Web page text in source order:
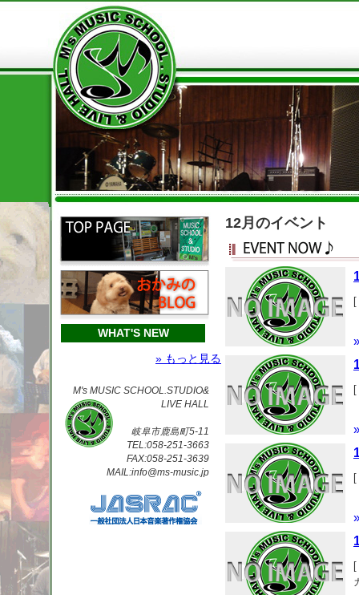
WHAT'S NEW
» もっと見る
M's MUSIC SCHOOL.STUDIO&
LIVE HALL
岐阜市鹿島町5-11
TEL:058-251-3663
FAX:058-251-3639
MAIL:info@ms-music.jp
12月のイベント